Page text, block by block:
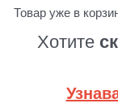
Товар уже в
Хотите